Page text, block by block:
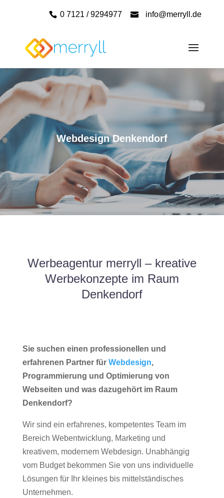
0 7121 / 9294977 info@merryll.de
Webdesign Denkendorf
Werbeagentur merryll – kreative
Werbekonzepte im Raum
Denkendorf
Sie suchen einen professionellen und
erfahrenen Partner für Webdesign,
Programmierung und Optimierung von
Webseiten und was dazugehört im Raum
Denkendorf?
Wir sind ein erfahrenes, kompetentes Team im
Bereich Webentwicklung, Marketing und
kreativem, modernem Webdesign. Unabhängig
vom Budget bekommen Sie von uns individuelle
Lösungen für Ihr kleines bis mittelständisches
Unternehmen.